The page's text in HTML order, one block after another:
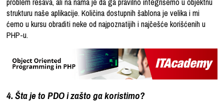
strukturu naše aplikacije. Količina dostupnih šablona je velika i mi
ćemo u kursu obraditi neke od najpoznatijih i najčešće korišćenih u
PHP-u.
4. Šta je to PDO i zašto ga koristimo?